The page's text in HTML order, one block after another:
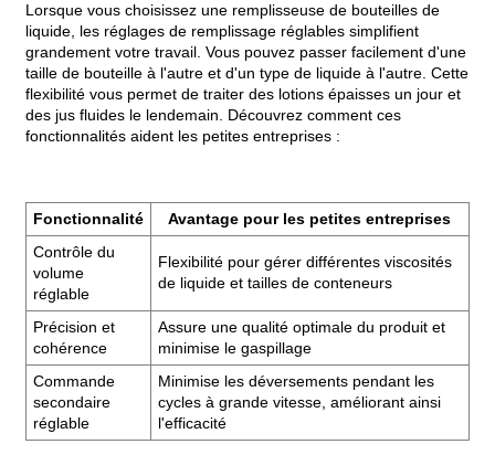
Lorsque vous choisissez une remplisseuse de bouteilles de
liquide, les réglages de remplissage réglables simplifient
grandement votre travail. Vous pouvez passer facilement d'une
taille de bouteille à l'autre et d'un type de liquide à l'autre. Cette
flexibilité vous permet de traiter des lotions épaisses un jour et
des jus fluides le lendemain. Découvrez comment ces
fonctionnalités aident les petites entreprises :
Fonctionnalité
Avantage pour les petites entreprises
Contrôle du
volume
réglable
Flexibilité pour gérer différentes viscosités
de liquide et tailles de conteneurs
Précision et
cohérence
Assure une qualité optimale du produit et
minimise le gaspillage
Commande
secondaire
réglable
Minimise les déversements pendant les
cycles à grande vitesse, améliorant ainsi
l'efficacité